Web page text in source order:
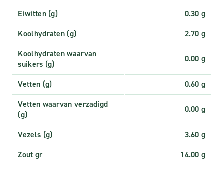
Eiwitten (g)
0.30 g
Koolhydraten (g)
2.70 g
Koolhydraten waarvan
suikers (g)
0.00 g
Vetten (g)
0.60 g
Vetten waarvan verzadigd
(g)
0.00 g
Vezels (g)
3.60 g
Zout gr
14.00 g